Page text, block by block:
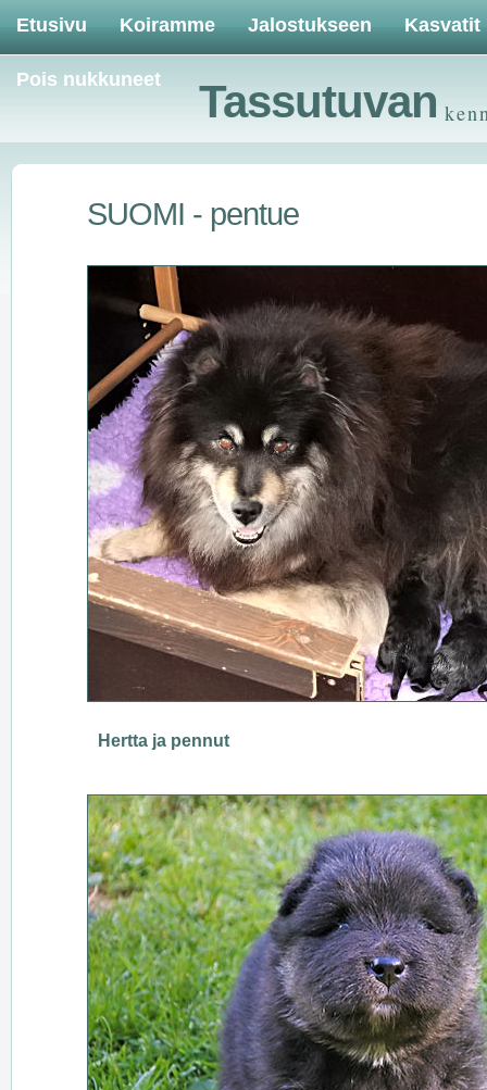
Etusivu Koiramme Jalostukseen Kasvatit
Pois nukkuneet Tassutuvan
SUOMI - pentue
Hertta ja pennut